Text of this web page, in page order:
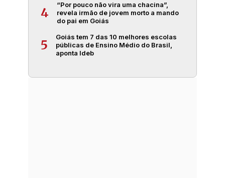
4
“Por pouco não vira uma chacina”,
revela irmão de jovem morto a mando
do pai em Goiás
5
Goiás tem 7 das 10 melhores escolas
públicas de Ensino Médio do Brasil,
aponta Ideb